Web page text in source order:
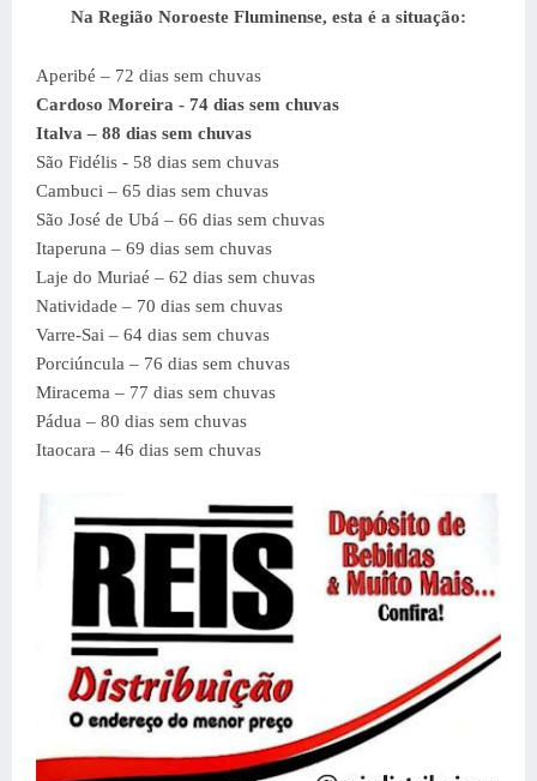
Na Região Noroeste Fluminense, esta é a situação:
Aperibé – 72 dias sem chuvas
Cardoso Moreira - 74 dias sem chuvas
Italva – 88 dias sem chuvas
São Fidélis - 58 dias sem chuvas
Cambuci – 65 dias sem chuvas
São José de Ubá – 66 dias sem chuvas
Itaperuna – 69 dias sem chuvas
Laje do Muriaé – 62 dias sem chuvas
Natividade – 70 dias sem chuvas
Varre-Sai – 64 dias sem chuvas
Porciúncula – 76 dias sem chuvas
Miracema – 77 dias sem chuvas
Pádua – 80 dias sem chuvas
Itaocara – 46 dias sem chuvas